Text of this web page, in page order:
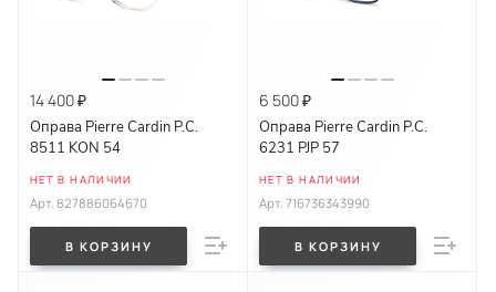
14 400 ₽
Оправа Pierre Cardin P.C.
8511 KON 54
НЕТ В НАЛИЧИИ
Арт. 827886064670
В КОРЗИНУ
6 500 ₽
Оправа Pierre Cardin P.C.
6231 PJP 57
НЕТ В НАЛИЧИИ
Арт. 716736343990
В КОРЗИНУ